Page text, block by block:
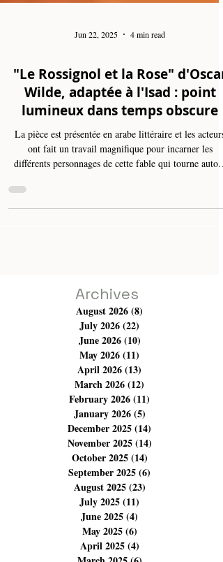
Jun 22, 2025 4 min read
"Le Rossignol et la Rose" d'Oscar
Wilde, adaptée à l'Isad : point
lumineux dans temps obscure
différents personnages de cette fable qui tourne autour
même titre que les humains.
Archives
August 2026 (8)
July 2026 (22)22 posts
June 2026(10)10 posts
May 2026(11)11 posts
April 2026(13)13 posts
March 2026(12)12 posts
February 2026 (11)11 posts
January 2026 (5)5 posts
December 2025(14)
November 2025(14)
October 2025 (14)
September 2025
August 2025(23)
July 2025(11)